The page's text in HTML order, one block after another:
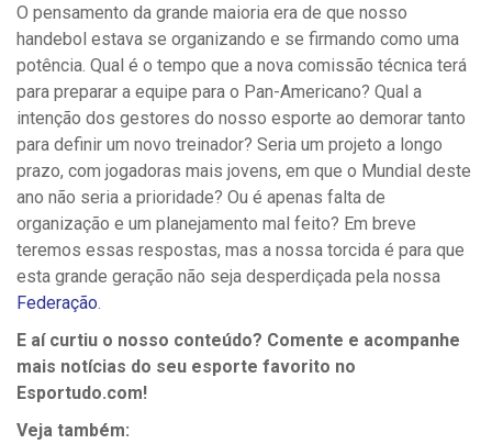
O pensamento da grande maioria era de que nosso
handebol estava se organizando e se firmando como uma
potência. Qual é o tempo que a nova comissão técnica terá
para preparar a equipe para o Pan-Americano? Qual a
intenção dos gestores do nosso esporte ao demorar tanto
para definir um novo treinador? Seria um projeto a longo
prazo, com jogadoras mais jovens, em que o Mundial deste
ano não seria a prioridade? Ou é apenas falta de
organização e um planejamento mal feito? Em breve
teremos essas respostas, mas a nossa torcida é para que
esta grande geração não seja desperdiçada pela nossa
Federação
E aí curtiu o nosso conteúdo? Comente e acompanhe
mais notícias do seu esporte favorito no
Esportudo.com!
Veja também: